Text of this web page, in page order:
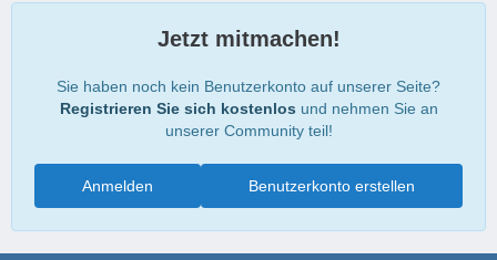
Jetzt mitmachen!
Sie haben noch kein Benutzerkonto auf unserer Seite?
Registrieren Sie sich kostenlos und nehmen Sie an
unserer Community teil!
Benutzerkonto erstellen
Anmelden